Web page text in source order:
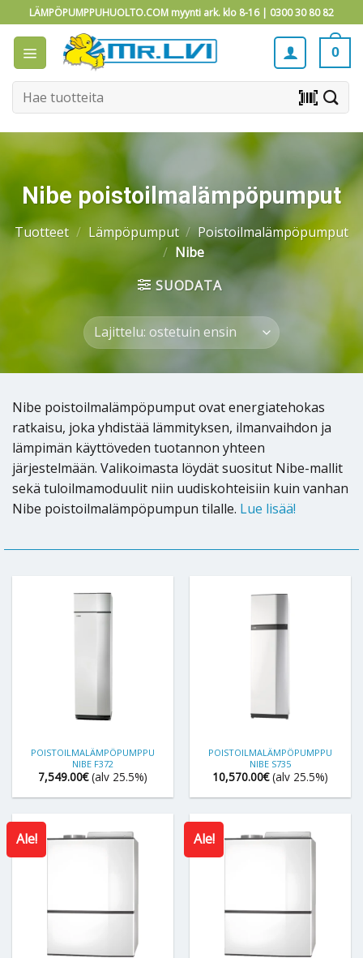
to
content
LÄMPÖPUMPPUHUOLTO.COM myynti ark. klo 8-16 | 0300 30 80 82
0
Etsi: barcode_scanner
Nibe poistoilmalämpöpumput
Tuotteet / Lämpöpumput / Poistoilmalämpöpumput
/ Nibe
SUODATA
Nibe poistoilmalämpöpumput ovat energiatehokas
ratkaisu, joka yhdistää lämmityksen, ilmanvaihdon ja
lämpimän käyttöveden tuotannon yhteen
järjestelmään. Valikoimasta löydät suositut Nibe-mallit
sekä tuloilmamoduulit niin uudiskohteisiin kuin vanhan
Nibe poistoilmalämpöpumpun tilalle. Lue lisää!
POISTOILMALÄMPÖPUMPPU
NIBE F372
7,549.00€ (alv 25.5%)
POISTOILMALÄMPÖPUMPPU
NIBE S735
10,570.00€ (alv 25.5%)
Ale! Ale!